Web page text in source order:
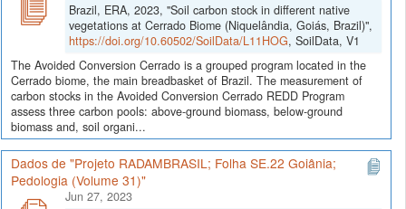
Brazil, ERA, 2023, "Soil carbon stock in different native
vegetations at Cerrado Biome (Niquelândia, Goiás, Brazil)",
https://doi.org/10.60502/SoilData/L11HOG, SoilData, V1
The Avoided Conversion Cerrado is a grouped program located in the
Cerrado biome, the main breadbasket of Brazil. The measurement of
carbon stocks in the Avoided Conversion Cerrado REDD Program
assess three carbon pools: above-ground biomass, below-ground
biomass and, soil organi...
Dados de "Projeto RADAMBRASIL; Folha SE.22 Goiânia;
Pedologia (Volume 31)"
Jun 27, 2023